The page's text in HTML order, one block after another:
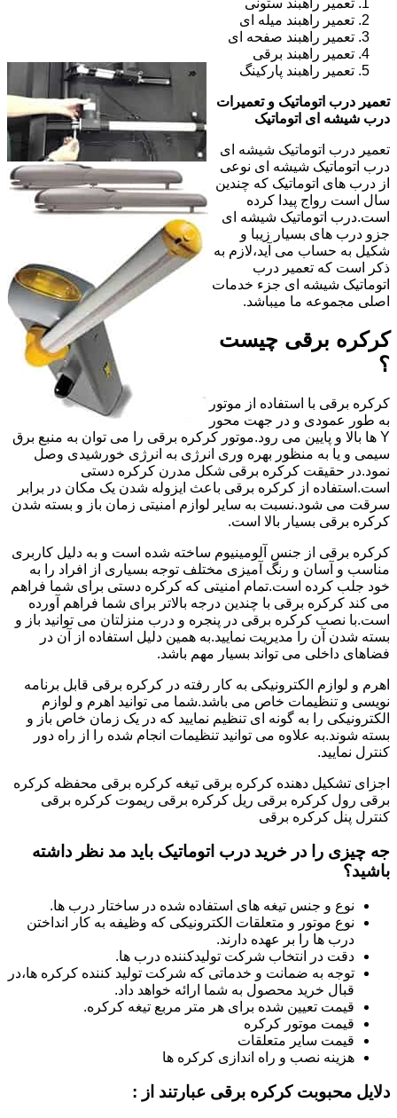
تعمیر راهبند ستونی
تعمیر راهبند میله ای
تعمیر راهبند صفحه ای
تعمیر راهبند برقی
تعمیر راهبند پارکینگ
تعمیر درب اتوماتیک و تعمیرات
درب شیشه ای اتوماتیک
تعمیر درب اتوماتیک شیشه ای
درب اتوماتیک شیشه ای نوعی
از درب های اتوماتیک که چندین
سال است رواج پیدا کرده
است.درب اتوماتیک شیشه ای
جزو درب های بسیار زیبا و
شکیل به حساب می آید،لازم به
ذکر است که تعمیر درب
اتوماتیک شیشه ای جزء خدمات
اصلی مجموعه ما میباشد.
کرکره برقی چیست
؟
کرکره برقی با استفاده از موتور
به طور عمودی و در جهت محور
Y ها بالا و پایین می رود.موتور کرکره برقی را می توان به منبع برق
سیمی و یا به منظور بهره وری انرژی به انرژی خورشیدی وصل
نمود.در حقیقت کرکره برقی شکل مدرن کرکره دستی
است.استفاده از کرکره برقی باعث ایزوله شدن یک مکان در برابر
سرقت می شود.نسبت به سایر لوازم امنیتی زمان باز و بسته شدن
کرکره برقی بسیار بالا است.
کرکره برقی از جنس آلومینیوم ساخته شده است و به دلیل کاربری
مناسب و آسان و رنگ آمیزی مختلف توجه بسیاری از افراد را به
خود جلب کرده است.تمام امنیتی که کرکره دستی برای شما فراهم
می کند کرکره برقی با چندین درجه بالاتر برای شما فراهم آورده
است.با نصب کرکره برقی در پنجره و درب منزلتان می توانید باز و
بسته شدن آن را مدیریت نمایید.به همین دلیل استفاده از آن در
فضاهای داخلی می تواند بسیار مهم باشد.
اهرم و لوازم الکترونیکی به کار رفته در کرکره برقی قابل برنامه
نویسی و تنظیمات خاص می باشد.شما می توانید اهرم و لوازم
الکترونیکی را به گونه ای تنظیم نمایید که در یک زمان خاص باز و
بسته شوند.به علاوه می توانید تنظیمات انجام شده را از راه دور
کنترل نمایید.
اجزای تشکیل دهنده کرکره برقی تیغه کرکره برقی محفظه کرکره
برقی رول کرکره برقی ریل کرکره برقی ریموت کرکره برقی
کنترل پنل کرکره برقی
جه چیزی را در خرید درب اتوماتیک باید مد نظر داشته
باشید؟
نوع و جنس تیغه های استفاده شده در ساختار درب ها.
نوع موتور و متعلقات الکترونیکی که وظیفه به کار انداختن
درب ها را بر عهده دارند.
دقت در انتخاب شرکت تولیدکننده درب ها.
توجه به ضمانت و خدماتی که شرکت تولید کننده کرکره ها،در
قبال خرید محصول به شما ارائه خواهد داد.
قیمت تعیین شده برای هر متر مربع تیغه کرکره.
قیمت موتور کرکره
قیمت سایر متعلقات
هزینه نصب و راه اندازی کرکره ها
دلایل محبوبت کرکره برقی عبارتند از :